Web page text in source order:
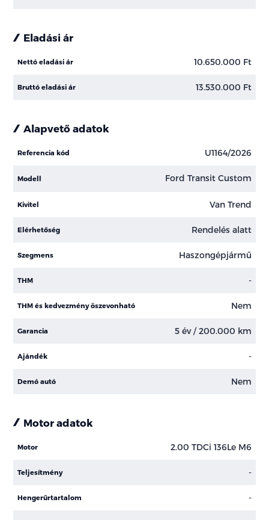
Eladási ár
Nettó eladási ár 10.650.000 Ft
Bruttó eladási ár 13.530.000 Ft
Alapvető adatok
Referencia kód U1164/2026
Modell Ford Transit Custom
Kivitel Van Trend
Elérhetőség Rendelés alatt
Szegmens Haszongépjármű
THM -
THM és kedvezmény öszevonható Nem
Garancia 5 év / 200.000 km
Ajándék -
Demó autó Nem
Motor adatok
Motor 2.00 TDCi 136Le M6
Teljesítmény -
Hengerűrtartalom -